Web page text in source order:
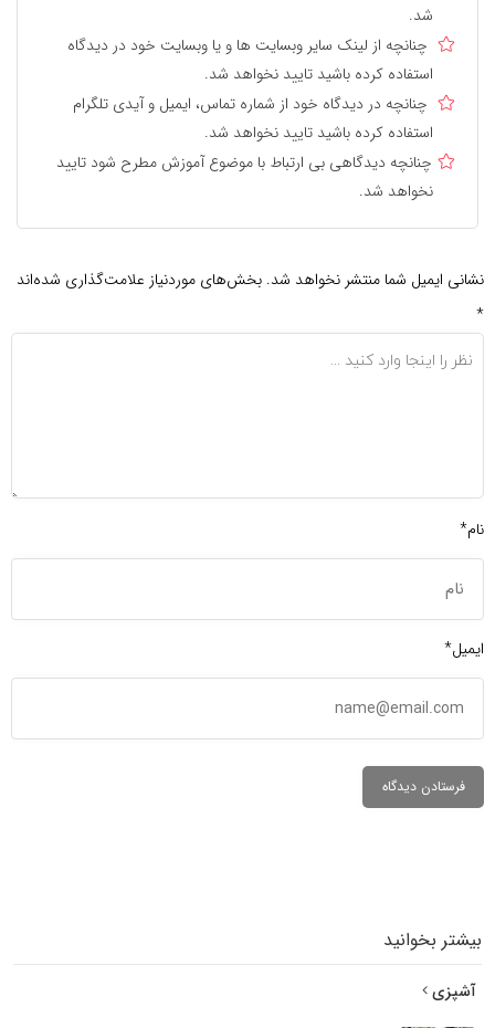
شد.
چنانچه از لینک سایر وبسایت ها و یا وبسایت خود در دیدگاه
استفاده کرده باشید تایید نخواهد شد.
چنانچه در دیدگاه خود از شماره تماس، ایمیل و آیدی تلگرام
استفاده کرده باشید تایید نخواهد شد.
چنانچه دیدگاهی بی ارتباط با موضوع آموزش مطرح شود تایید
نخواهد شد.
نشانی ایمیل شما منتشر نخواهد شد. بخش‌های موردنیاز علامت‌گذاری شده‌اند
*
نام*
ایمیل*
بیشتر بخوانید
آشپزی